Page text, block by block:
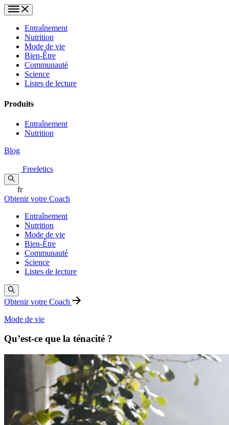
Entraînement
Nutrition
Mode de vie
Bien-Être
Communauté
Science
Listes de lecture
Produits
Entraînement
Nutrition
Blog
Freeletics
fr
Obtenir votre Coach
Entraînement
Nutrition
Mode de vie
Bien-Être
Communauté
Science
Listes de lecture
Obtenir votre Coach
Mode de vie
Qu’est-ce que la ténacité ?